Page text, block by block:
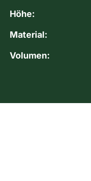
Höhe:
Material:
Volumen: